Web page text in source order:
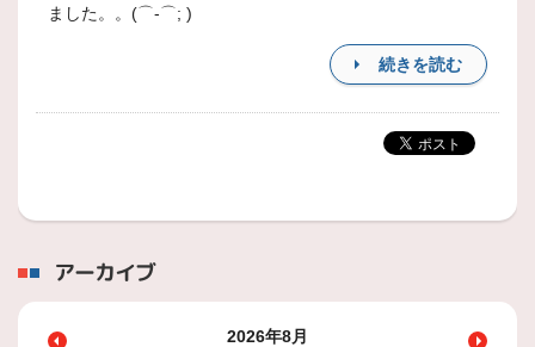
ました。。(⌒-⌒; )
続きを読む
アーカイブ
2026年8月